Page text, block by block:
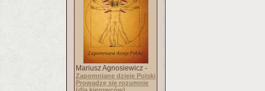
Mariusz Agnosiewicz -
Zapomniane dzieje Polski
Prowadzę się rozumnie